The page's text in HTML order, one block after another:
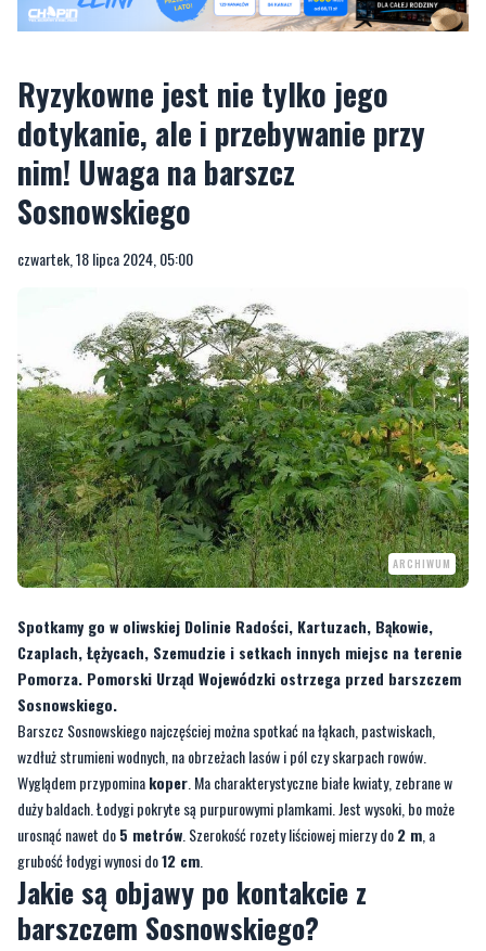
Ryzykowne jest nie tylko jego
dotykanie, ale i przebywanie przy
nim! Uwaga na barszcz
Sosnowskiego
czwartek, 18 lipca 2024, 05:00
ARCHIWUM
Spotkamy go w oliwskiej Dolinie Radości, Kartuzach, Bąkowie,
Czaplach, Łężycach, Szemudzie i setkach innych miejsc na terenie
Pomorza. Pomorski Urząd Wojewódzki ostrzega przed barszczem
Sosnowskiego.
Barszcz Sosnowskiego najczęściej można spotkać na łąkach, pastwiskach,
wzdłuż strumieni wodnych, na obrzeżach lasów i pól czy skarpach rowów.
Wyglądem przypominakoper. Ma charakterystyczne białe kwiaty, zebrane w
duży baldach. Łodygi pokryte są purpurowymi plamkami. Jest wysoki, bo może
urosnąć nawet do5 metrów. Szerokość rozety liściowej mierzy do2 m, a
grubość łodygi wynosi do12 cm.
Jakie są objawy po kontakcie z
barszczem Sosnowskiego?